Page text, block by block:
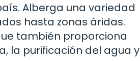
Alberga una variedad
hasta zonas áridas.
también proporciona
la purificación del agua y